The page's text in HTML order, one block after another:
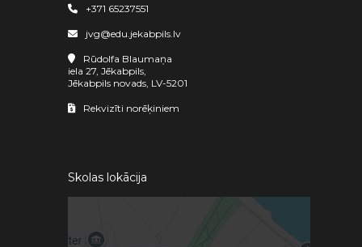
+371 65237551
jvg@edu.jekabpils.lv
Rūdolfa Blaumaņa
iela 27, Jēkabpils,
Jēkabpils novads, LV-5201
Rekvizīti norēķiniem
Skolas lokācija